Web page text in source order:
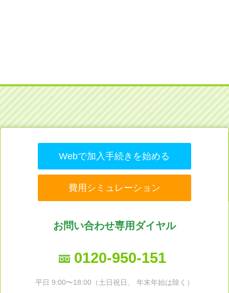
Webで加入手続きを始める
費用シミュレーション
お問い合わせ専用ダイヤル
0120-950-151
平日 9:00〜18:00（土日祝日、 年末年始は除く）